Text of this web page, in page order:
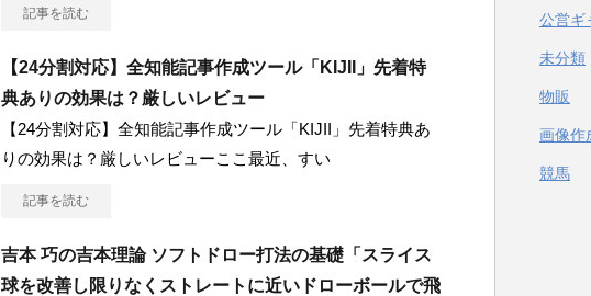
記事を読む
【24分割対応】全知能記事作成ツール「KIJII」先着特
典ありの効果は？厳しいレビュー
【24分割対応】全知能記事作成ツール「KIJII」先着特典あ
りの効果は？厳しいレビューここ最近、すい
記事を読む
吉本 巧の吉本理論 ソフトドロー打法の基礎「スライス
球を改善し限りなくストレートに近いドローボールで飛
公営ギ
未分類
物販
画像作
競馬